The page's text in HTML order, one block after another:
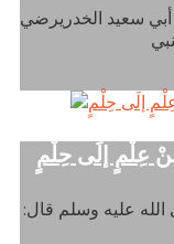
سعيد الخدريرضي
عِلْمٍ إلَى حِلْمٍ
عليه وسلم قال: